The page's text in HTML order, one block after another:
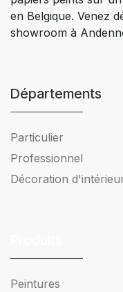
en Belgique. Venez
showroom à
Départements
Particulier
Professionnel
Décoration
Peintures